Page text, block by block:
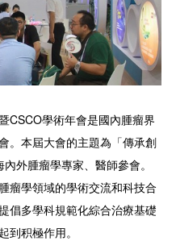
學術年會是國內腫瘤界
。本屆大會的主題為「傳承創
外腫瘤學專家、醫師參會。
瘤學領域的學術交流和科技合
倡多學科規範化綜合治療基礎
到积極作用。